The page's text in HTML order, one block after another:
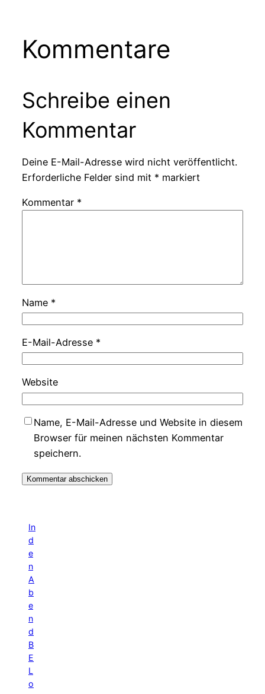
Kommentare
Schreibe einen
Kommentar
Deine E-Mail-Adresse wird nicht veröffentlicht.
Erforderliche Felder sind mit * markiert
Kommentar *
Name *
E-Mail-Adresse *
Website
Name, E-Mail-Adresse und Website in diesem
Browser für meinen nächsten Kommentar
speichern.
In
d
e
n
A
b
e
n
d
B
E
L
o